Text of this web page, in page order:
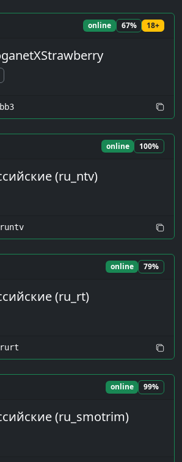
online 67% 18+
online 100%
(ru_ntv)
online 79%
(ru_rt)
online 99%
(ru_smotrim)